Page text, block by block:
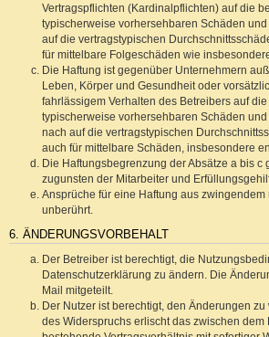
Vertragspflichten (Kardinalpflichten) auf die
typischerweise vorhersehbaren Schäden
auf die vertragstypischen
für mittelbare Folgeschäden wie
Die Haftung ist gegenüber Unternehmern
Leben, Körper und Gesundheit oder
fahrlässigem Verhalten des Betreibers auf
typischerweise vorhersehbaren Schäden
nach auf die vertragstypischen
auch für mittelbare Schäden, insbesondere
Die Haftungsbegrenzung der Absätze a bis c
zugunsten der Mitarbeiter und
Ansprüche für eine Haftung aus
unberührt.
6. ÄNDERUNGSVORBEHALT
Der Betreiber ist berechtigt, die
Datenschutzerklärung zu ändern. Die
Mail mitgeteilt.
Der Nutzer ist berechtigt, den Änderungen
des Widerspruchs erlischt das zwischen